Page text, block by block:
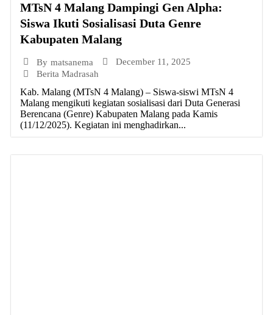
MTsN 4 Malang Dampingi Gen Alpha:
Siswa Ikuti Sosialisasi Duta Genre
Kabupaten Malang
By matsanema
December 11, 2025
Berita Madrasah
Kab. Malang (MTsN 4 Malang) – Siswa-siswi MTsN 4
Malang mengikuti kegiatan sosialisasi dari Duta Generasi
Berencana (Genre) Kabupaten Malang pada Kamis
(11/12/2025). Kegiatan ini menghadirkan...